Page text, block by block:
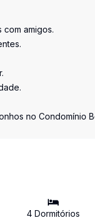
com amigos.
no Condomínio
4Dormitórios